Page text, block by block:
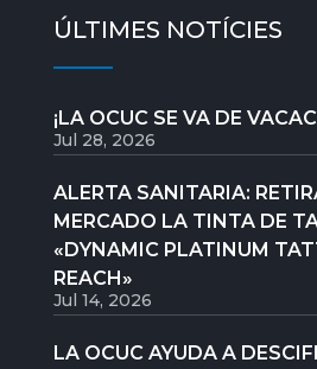
ÚLTIMES NOTÍCIES
¡LA OCUC SE VA DE
Jul 28, 2026
ALERTA SANITARIA:
MERCADO LA TINTA DE
«DYNAMIC PLATINUM
REACH»
Jul 14, 2026
LA OCUC AYUDA A